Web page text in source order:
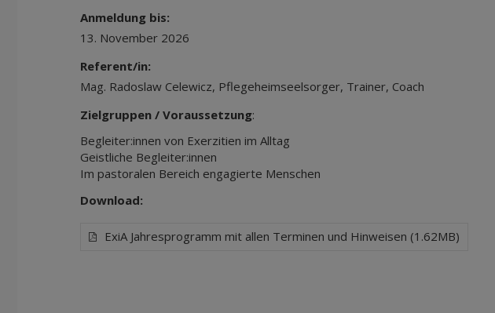
Anmeldung bis:
13. November 2026
Referent/in:
Mag. Radoslaw Celewicz, Pflegeheimseelsorger, Trainer, Coach
Zielgruppen / Voraussetzung:
Begleiter:innen von Exerzitien im Alltag
Geistliche Begleiter:innen
Im pastoralen Bereich engagierte Menschen
Download:
ExiA Jahresprogramm mit allen Terminen und Hinweisen (1.62MB)